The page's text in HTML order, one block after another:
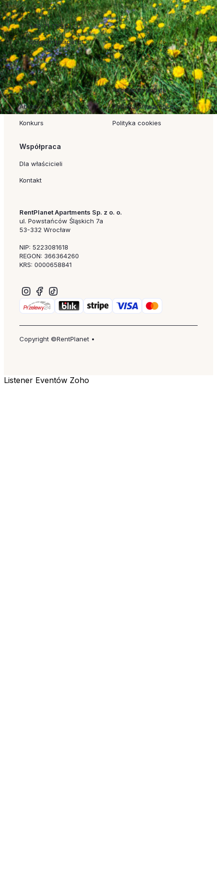
+48 71 755 01 50
dor@rentplanet.pl
Szybkie linki
Home
About us
Konkurs
Regulaminy
Regulamin pobytu
Polityka prywatności
Polityka cookies
Współpraca
Dla właścicieli
Kontakt
RentPlanet Apartments Sp. z o. o.
ul. Powstańców Śląskich 7a
53-332 Wrocław
NIP: 5223081618
REGON: 366364260
KRS: 0000658841
Copyright ©RentPlanet •
Listener Eventów Zoho